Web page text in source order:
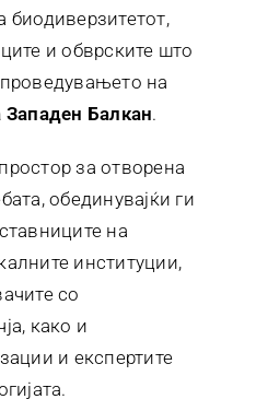
биодиверзитетот,
и обврските што
на
Западен Балкан.
за отворена
обединувајќи ги
на
институции,
со
како и
и експертите